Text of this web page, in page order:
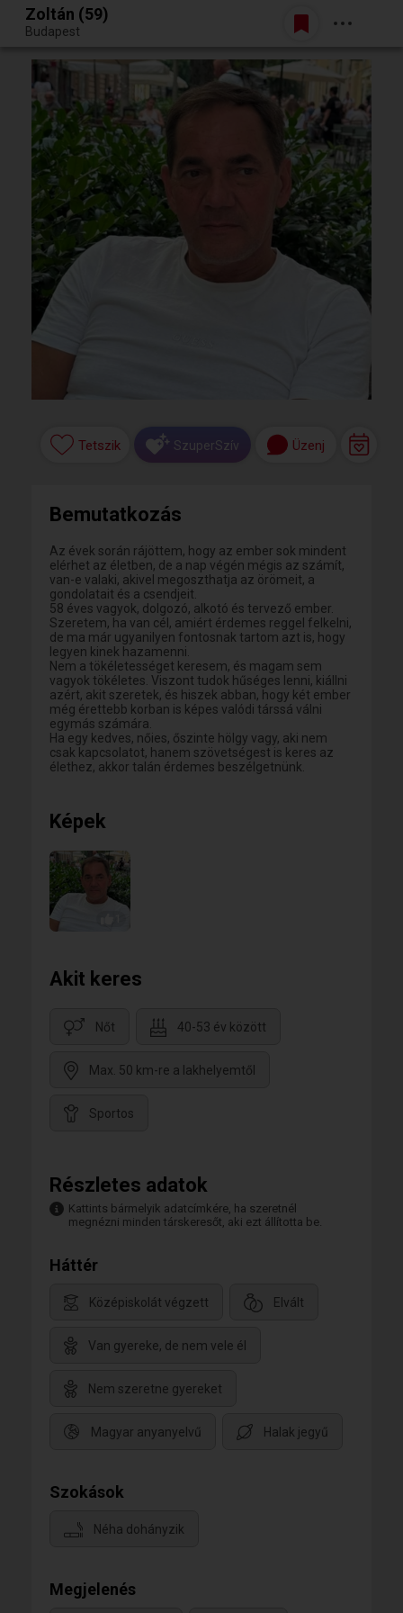
Egy jó randiból bármi lehet.
Belépés
Zoltán (59)
Budapest
Tetszik SzuperSzív Üzenj
Bemutatkozás
Az évek során rájöttem, hogy az ember sok mindent
elérhet az életben, de a nap végén mégis az számít,
van-e valaki, akivel megoszthatja az örömeit, a
gondolatait és a csendjeit.
58 éves vagyok, dolgozó, alkotó és tervező ember.
Szeretem, ha van cél, amiért érdemes reggel felkelni,
de ma már ugyanilyen fontosnak tartom azt is, hogy
legyen kinek hazamenni.
Nem a tökéletességet keresem, és magam sem
vagyok tökéletes. Viszont tudok hűséges lenni, kiállni
azért, akit szeretek, és hiszek abban, hogy két ember
még érettebb korban is képes valódi társsá válni
egymás számára.
Ha egy kedves, nőies, őszinte hölgy vagy, aki nem
csak kapcsolatot, hanem szövetségest is keres az
élethez, akkor talán érdemes beszélgetnünk.
Képek
Akit keres
Nőt 40-53 év között
Max. 50 km-re a lakhelyemtől
Sportos
Részletes adatok
Kattints bármelyik adatcímkére, ha szeretnél
megnézni minden társkeresőt, aki ezt állította be.
Háttér
Középiskolát végzett Elvált
Van gyereke, de nem vele él
Nem szeretne gyereket
Magyar anyanyelvű Halak jegyű
Szokások
Néha dohányzik
Megjelenés